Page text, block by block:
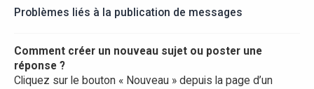
Problèmes liés à la publication de messages
Comment créer un nouveau sujet ou poster une
réponse ?
Cliquez sur le bouton « Nouveau » depuis la page d’un